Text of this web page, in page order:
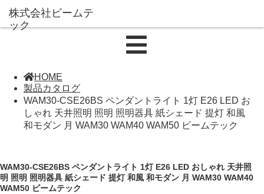
HOME
製品カタログ
WAM30-CSE26BS ペンダントライト 1灯 E26 LED お
しゃれ 天井照明 照明 照明器具 紙シェード 提灯 和風
和モダン 月 WAM30 WAM40 WAM50 ビームテック
WAM30-CSE26BS ペンダントライト 1灯 E26 LED おしゃれ 天井照
明 照明 照明器具 紙シェード 提灯 和風 和モダン 月 WAM30 WAM40
WAM50 ビームテック